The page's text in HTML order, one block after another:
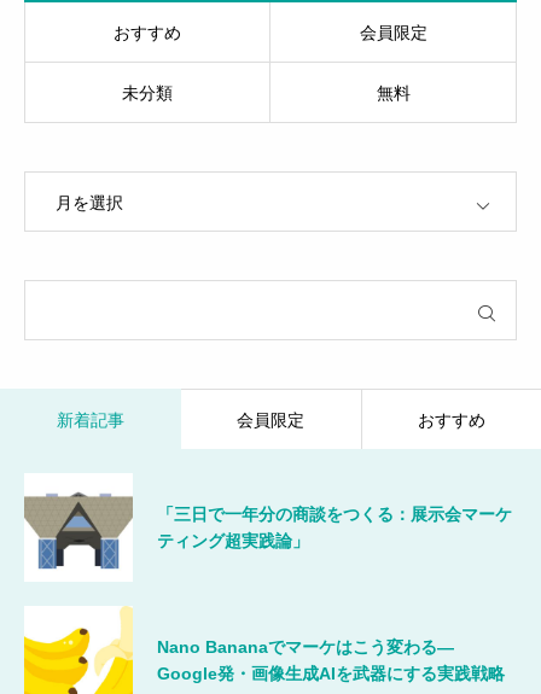
おすすめ 会員限定
未分類 無料
新着記事 会員限定 おすすめ
「三日で一年分の商談をつくる：展示会マーケ
ティング超実践論」
Nano Bananaでマーケはこう変わる―
Google発・画像生成AIを武器にする実践戦略